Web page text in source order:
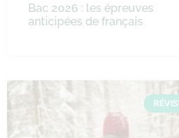
Bac 2026 : les épreuves
anticipées de français